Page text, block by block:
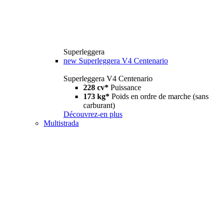
Superleggera
new Superleggera V4 Centenario
Superleggera V4 Centenario
228 cv* Puissance
173 kg* Poids en ordre de marche (sans
carburant)
Découvrez-en plus
Multistrada